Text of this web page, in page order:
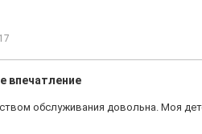
впечатление
обслуживания довольна. Моя